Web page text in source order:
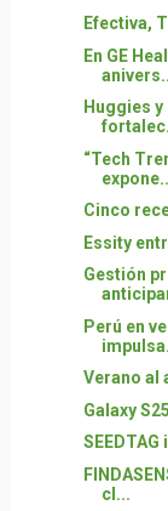
Efectiva,
En GE
Huggies y
“Tech
Cinco
Essity
Gestión
Perú en
Verano al
Galaxy
cl...